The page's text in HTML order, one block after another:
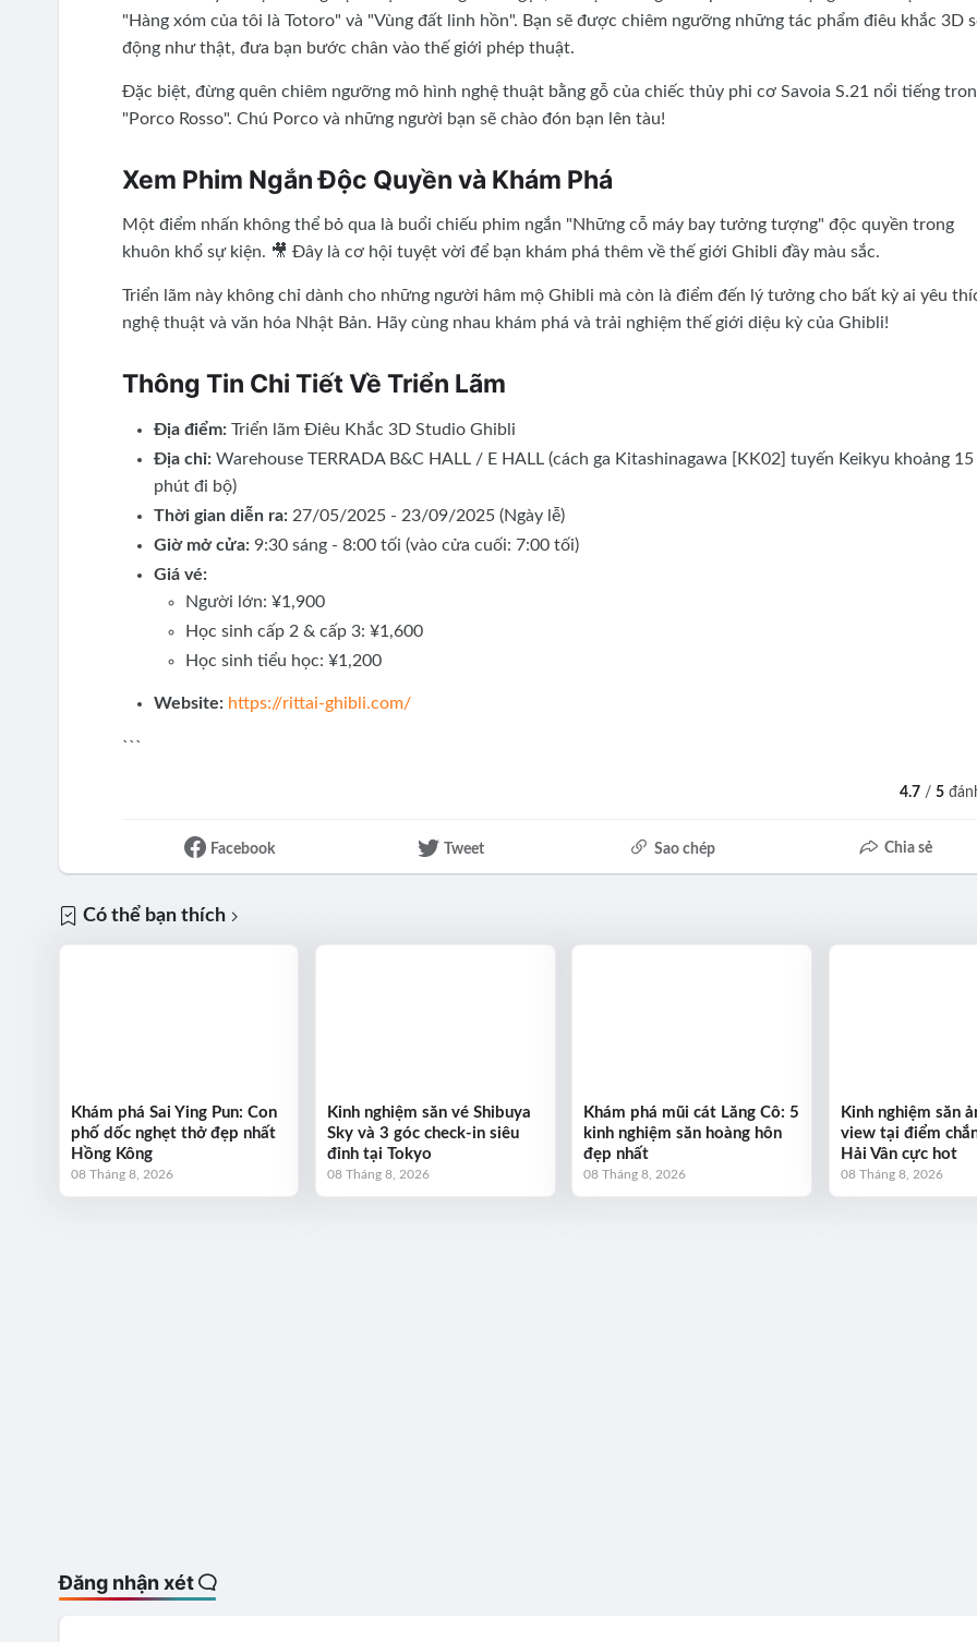
"Hàng xóm của tôi là Totoro" và "Vùng đất linh hồn". Bạn sẽ được chiêm ngưỡng những tác phẩm điêu khắc 3D
động như thật, đưa bạn bước chân vào thế giới phép thuật.
Đặc biệt, đừng quên chiêm ngưỡng mô hình nghệ thuật bằng gỗ của chiếc thủy phi cơ Savoia S.21 nổi tiếng
"Porco Rosso". Chú Porco và những người bạn sẽ chào đón bạn lên tàu!
Xem Phim Ngắn Độc Quyền và Khám Phá
Một điểm nhấn không thể bỏ qua là buổi chiếu phim ngắn "Những cỗ máy bay tưởng tượng" độc quyền trong
khuôn khổ sự kiện. 🎥 Đây là cơ hội tuyệt vời để bạn khám phá thêm về thế giới Ghibli đầy màu sắc.
Triển lãm này không chỉ dành cho những người hâm mộ Ghibli mà còn là điểm đến lý tưởng cho bất kỳ ai yêu
nghệ thuật và văn hóa Nhật Bản. Hãy cùng nhau khám phá và trải nghiệm thế giới diệu kỳ của Ghibli!
Thông Tin Chi Tiết Về Triển Lãm
Địa điểm: Triển lãm Điêu Khắc 3D Studio Ghibli
Địa chỉ: Warehouse TERRADA B&C HALL / E HALL (cách ga Kitashinagawa [KK02] tuyến Keikyu khoảng 15
phút đi bộ)
Thời gian diễn ra: 27/05/2025 - 23/09/2025 (Ngày lễ)
Giờ mở cửa: 9:30 sáng - 8:00 tối (vào cửa cuối: 7:00 tối)
Giá vé:
Người lớn: ¥1,900
Học sinh cấp 2 & cấp 3: ¥1,600
Học sinh tiểu học: ¥1,200
Website: https://rittai-ghibli.com/
```
4.7 /5
Facebook Tweet Sao chép Chia sẻ
Có thể bạn thích
Khám phá Sai Ying Pun: Con
phố dốc nghẹt thở đẹp nhất
Hồng Kông
08 Tháng 8, 2026
Kinh nghiệm săn vé Shibuya
Sky và 3 góc check-in siêu
đỉnh tại Tokyo
08 Tháng 8, 2026
Khám phá mũi cát Lăng Cô: 5
kinh nghiệm săn hoàng hôn
đẹp nhất
08 Tháng 8, 2026
Kinh nghiệm săn
view tại điểm
Hải Vân cực hot
08 Tháng 8, 2026
Đăng nhận xét